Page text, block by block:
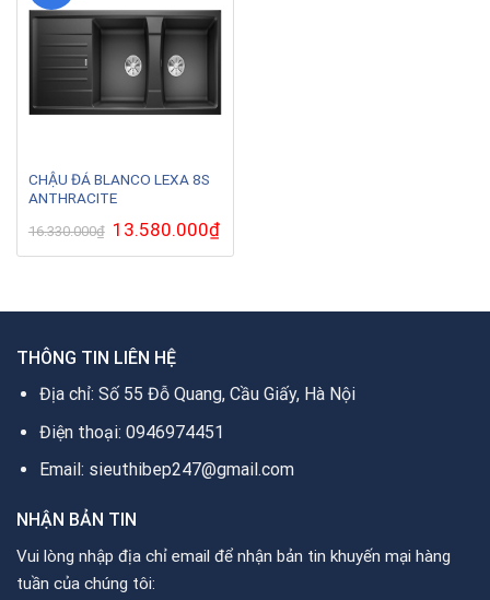
CHẬU ĐÁ BLANCO LEXA 8S
ANTHRACITE
16.330.000₫ Giá
gốc
là:
13.580.000₫Giá
hiện
tại
THÔNG TIN LIÊN HỆ
Địa chỉ: Số 55 Đỗ Quang, Cầu Giấy, Hà Nội
Điện thoại: 0946974451
Email: sieuthibep247@gmail.com
NHẬN BẢN TIN
Vui lòng nhập địa chỉ email để nhận bản tin khuyến mại hàng
tuần của chúng tôi: